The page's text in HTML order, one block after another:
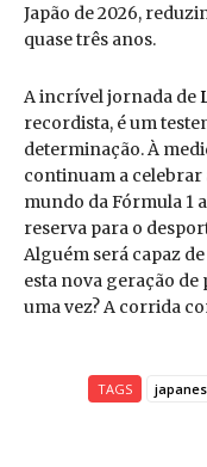
Japão de 2026,
quase três anos.
A incrível jornada de
recordista, é um
determinação. À
continuam a celebrar
mundo da Fórmula 1
reserva para o
Alguém será capaz
esta nova geração
uma vez? A corrida
TAGS